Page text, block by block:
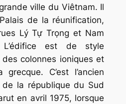
ville du Viêtnam. Il
de la réunification,
Lý Tự Trọng et Nam
est de style
colonnes ioniques et
C’est l’ancien
la république du Sud
en avril 1975, lorsque